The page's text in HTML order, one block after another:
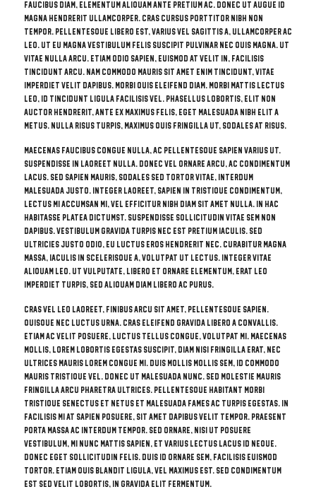
faucibus diam, elementum aliquam ante pretium ac. Donec ut augue id
magna hendrerit ullamcorper. Cras cursus porttitor nibh non
tempor. Pellentesque libero est, varius vel sagittis a, ullamcorper ac
leo. Ut eu magna vestibulum felis suscipit pulvinar nec quis magna. Ut
vitae nulla arcu. Etiam odio sapien, euismod at velit in, facilisis
tincidunt arcu. Nam commodo mauris sit amet enim tincidunt, vitae
imperdiet velit dapibus. Morbi quis eleifend diam. Morbi mattis lectus
leo, id tincidunt ligula facilisis vel. Phasellus lobortis, elit non
auctor hendrerit, ante ex maximus felis, eget malesuada nibh elit a
metus. Nulla risus turpis, maximus quis fringilla ut, sodales at risus.
Maecenas faucibus congue nulla, ac pellentesque sapien varius ut.
Suspendisse in laoreet nulla. Donec vel ornare arcu, ac condimentum
lacus. Sed sapien mauris, sodales sed tortor vitae, interdum
malesuada justo. Integer laoreet, sapien in tristique condimentum,
lectus mi accumsan mi, vel efficitur nibh diam sit amet nulla. In hac
habitasse platea dictumst. Suspendisse sollicitudin vitae sem non
dapibus. Vestibulum gravida turpis nec est pretium iaculis. Sed
ultricies justo odio, eu luctus eros hendrerit nec. Curabitur magna
massa, iaculis in scelerisque a, volutpat ut lectus. Integer vitae
aliquam leo. Ut vulputate, libero et ornare elementum, erat leo
imperdiet turpis, sed aliquam diam libero ac purus.
Cras vel leo laoreet, finibus arcu sit amet, pellentesque sapien.
Quisque nec luctus urna. Cras eleifend gravida libero a convallis.
Etiam ac velit posuere, luctus tellus congue, volutpat mi. Maecenas
mollis, lorem lobortis egestas suscipit, diam nisi fringilla erat, nec
ultrices mauris lorem congue mi. Duis mollis mollis sem, id commodo
mauris tristique vel. Donec ut malesuada nunc. Sed molestie mauris
fringilla arcu pharetra ultrices. Pellentesque habitant morbi
tristique senectus et netus et malesuada fames ac turpis egestas. In
facilisis mi at sapien posuere, sit amet dapibus velit tempor. Praesent
porta massa ac interdum tempor. Sed ornare, nisi ut posuere
vestibulum, mi nunc mattis sapien, et varius lectus lacus id neque.
Donec eget sollicitudin felis. Duis id ornare sem, facilisis euismod
tortor. Etiam quis blandit ligula, vel maximus est. Sed condimentum
est sed velit lobortis, in gravida elit fermentum.